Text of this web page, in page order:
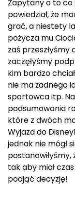
Zapytany o to co
powiedział, że
grać, a niestety
pożycza mu
zaś
zaczęłyśmy
kim bardzo
nie ma żadnego
sportowca itp.
podsumowania
które z dwóch
Wyjazd do
jednak nie mógł
postanowiłyśmy,
tak aby miał
podjąć decyzję!